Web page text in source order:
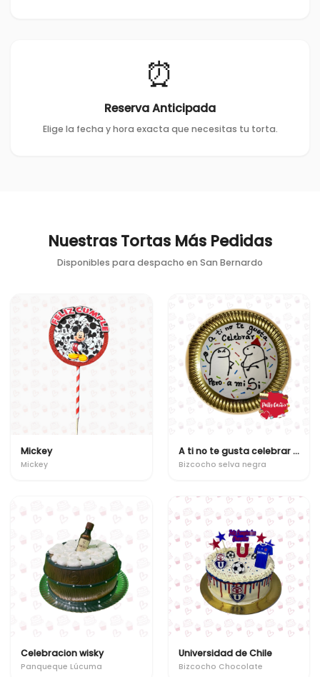
⏰
Reserva Anticipada
Elige la fecha y hora exacta que necesitas tu torta.
Nuestras Tortas Más Pedidas
Disponibles para despacho en San Bernardo
Mickey
Mickey
A ti no te gusta celebrar pero a mi si
Bizcocho selva negra
Celebracion wisky
Panqueque Lúcuma
Universidad de Chile
Bizcocho Chocolate